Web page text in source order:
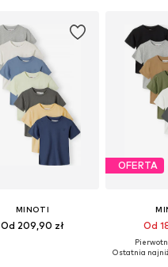
MINOTI
Od 209,90 zł
OFERTA
Od
Ostatnia